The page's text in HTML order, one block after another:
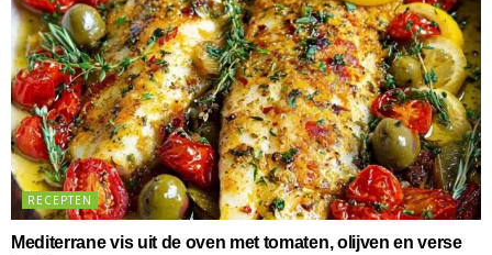
RECEPTEN
Mediterrane vis uit de oven met tomaten, olijven en verse